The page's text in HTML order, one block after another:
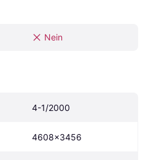
Nein
4-1/2000
4608x3456